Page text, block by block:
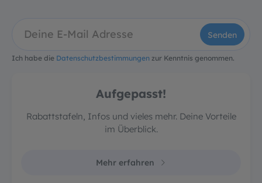
Senden
Ich habe die Datenschutzbestimmungen zur Kenntnis genommen.
Aufgepasst!
Rabattstafeln, Infos und vieles mehr. Deine Vorteile
im Überblick.
Mehr erfahren